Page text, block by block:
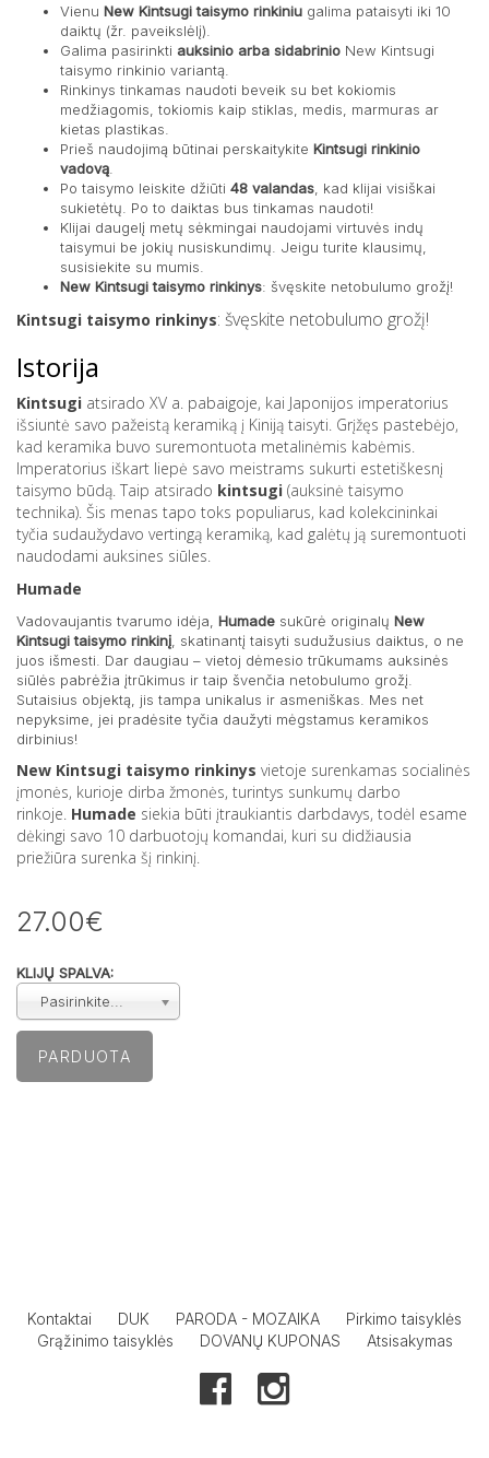
Vienu New Kintsugi taisymo rinkiniu galima pataisyti iki 10
daiktų (žr. paveikslėlį).
Galima pasirinkti auksinio arba sidabrinio New Kintsugi
taisymo rinkinio variantą.
Rinkinys tinkamas naudoti beveik su bet kokiomis
medžiagomis, tokiomis kaip stiklas, medis, marmuras ar
kietas plastikas.
Prieš naudojimą būtinai perskaitykite Kintsugi rinkinio
vadovą
Po taisymo leiskite džiūti 48 valandas , kad klijai visiškai
sukietėtų. Po to daiktas bus tinkamas naudoti!
Klijai daugelį metų sėkmingai naudojami virtuvės indų
taisymui be jokių nusiskundimų. Jeigu turite klausimų,
susisiekite su mumis.
New Kintsugi taisymo rinkinys: švęskite netobulumo grožį!
Kintsugi taisymo rinkinys: švęskite netobulumo grožį!
Istorija
Kintsugi atsirado XV a. pabaigoje, kai Japonijos imperatorius
išsiuntė savo pažeistą keramiką į Kiniją taisyti. Grįžęs pastebėjo,
kad keramika buvo suremontuota metalinėmis kabėmis.
Imperatorius iškart liepė savo meistrams sukurti estetiškesnį
taisymo būdą. Taip atsirado kintsugi (auksinė taisymo
technika). Šis menas tapo toks populiarus, kad kolekcininkai
tyčia sudaužydavo vertingą keramiką, kad galėtų ją suremontuoti
naudodami auksines siūles.
Humade
Vadovaujantis tvarumo idėja, Humade sukūrė originalų New
Kintsugi taisymo rinkinį , skatinantį taisyti sudužusius daiktus, o ne
juos išmesti. Dar daugiau – vietoj dėmesio trūkumams auksinės
siūlės pabrėžia įtrūkimus ir taip švenčia netobulumo grožį.
Sutaisius objektą, jis tampa unikalus ir asmeniškas. Mes net
nepyksime, jei pradėsite tyčia daužyti mėgstamus keramikos
dirbinius!
New Kintsugi taisymo rinkinys vietoje surenkamas socialinės
įmonės, kurioje dirba žmonės, turintys sunkumų darbo
rinkoje. Humade siekia būti įtraukiantis darbdavys, todėl esame
dėkingi savo 10 darbuotojų komandai, kuri su didžiausia
priežiūra surenka šį rinkinį.
27.00€
KLIJŲ SPALVA:
Pasirinkite...
Kontaktai DUK PARODA - MOZAIKA
Pirkimo taisyklės
Grąžinimo taisyklės
DOVANŲ KUPONAS Atsisakymas